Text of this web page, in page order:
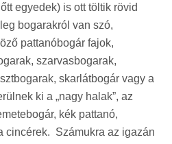
egyedek) is ott töltik rövid
bogarakról van szó,
pattanóbogár fajok,
szarvasbogarak,
skarlátbogár vagy a
ki a „nagy halak”, az
kék pattanó,
cincérek. Számukra az igazán